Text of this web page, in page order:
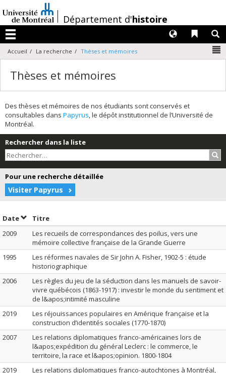
au
contenu
/Département d'histoire
Menu
Liens
Langues
Accueil La recherche Thèses et mémoires
Thèses et mémoires
Des thèses et mémoires de nos étudiants sont conservés et
consultables dans Papyrus, le dépôt institutionnel de l’Université de
Montréal.
Rechercher dans la liste
Pour une recherche détaillée
Visiter Papyrus
DateTrier par date en ordre croissant
Titre
2009
Les recueils de correspondances des poilus, vers une
mémoire collective française de la Grande Guerre
1995
Les réformes navales de Sir John A. Fisher, 1902-5 : étude
historiographique
2006
Les règles du jeu de la séduction dans les manuels de savoir-
vivre québécois (1863-1917) : investir le monde du sentiment et
de l&apos;intimité masculine
2019
Les réjouissances populaires en Amérique française et la
construction d’identités sociales (1770-1870)
2007
Les relations diplomatiques franco-américaines lors de
l&apos;expédition du général Leclerc : le commerce, le
territoire, la race et l&apos;opinion. 1800-1804
2019
Les relations diplomatiques franco-autochtones à Montréal,